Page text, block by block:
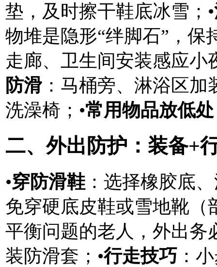
垫，及时擦干鞋底冰雪；•
物堆是隐形“绊脚石”，保
走廊、卫生间安装感应小
防滑 ：马桶旁、淋浴区
洗澡椅；•常用物品放低处
二、外出防护：装备+
•穿防滑鞋 ：选择橡胶底
免穿硬底皮鞋或雪地靴（
平衡问题的老人，外出务
装防滑套；•行走技巧 ：